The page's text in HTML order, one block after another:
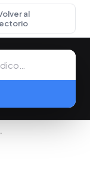
al